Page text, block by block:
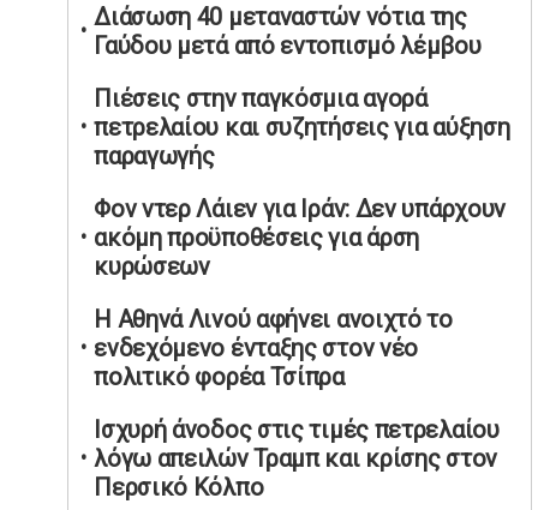
Ηνωμένα Αραβικά Εμιράτα: Αίρουν
τους περιορισμούς στον εναέριο χώρο
Η Αθηνά Λινού αφήνει ανοιχτό το
ενδεχόμενο ένταξης στον νέο
02/05/2026 | 17:01
Αταμάν: Κανείς δεν έχει δικαίωμα να
μιλά για τον πρόεδρο και την
οικογένειά του
02/05/2026 | 15:59
Μαρινάκης: Ο Ανδρουλάκης
υπαναχώρησε στις συμφωνίες για τις
Ανεξάρτητες Αρχές
02/05/2026 | 09:36
Διάσωση 40 μεταναστών νότια της
Γαύδου μετά από εντοπισμό λέμβου
Πιέσεις στην παγκόσμια αγορά
πετρελαίου και συζητήσεις για αύξηση
παραγωγής
Φον ντερ Λάιεν για Ιράν: Δεν υπάρχουν
ακόμη προϋποθέσεις για άρση
κυρώσεων
Η Αθηνά Λινού αφήνει ανοιχτό το
ενδεχόμενο ένταξης στον νέο
πολιτικό φορέα Τσίπρα
Ισχυρή άνοδος στις τιμές πετρελαίου
λόγω απειλών Τραμπ και κρίσης στον
Περσικό Κόλπο